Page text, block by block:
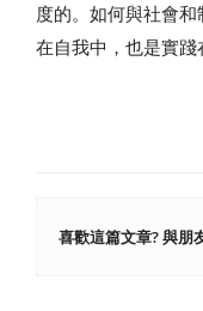
度的。如何與社會
在自我中，也是實踐
喜歡這篇文章? 與朋